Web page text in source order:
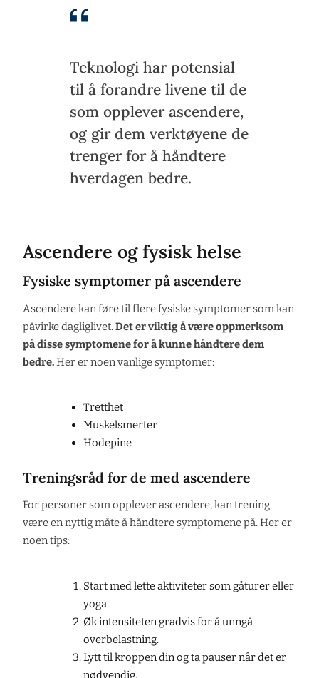
Teknologi har potensial
til å forandre livene til de
som opplever ascendere,
og gir dem verktøyene de
trenger for å håndtere
hverdagen bedre.
Ascendere og fysisk helse
Fysiske symptomer på ascendere
Ascendere kan føre til flere fysiske symptomer som kan
påvirke dagliglivet. Det er viktig å være oppmerksom
på disse symptomene for å kunne håndtere dem
bedre. Her er noen vanlige symptomer:
Tretthet
Muskelsmerter
Hodepine
Treningsråd for de med ascendere
For personer som opplever ascendere, kan trening
være en nyttig måte å håndtere symptomene på. Her er
noen tips:
Start med lette aktiviteter som gåturer eller
yoga.
Øk intensiteten gradvis for å unngå
overbelastning.
Lytt til kroppen din og ta pauser når det er
nødvendig.